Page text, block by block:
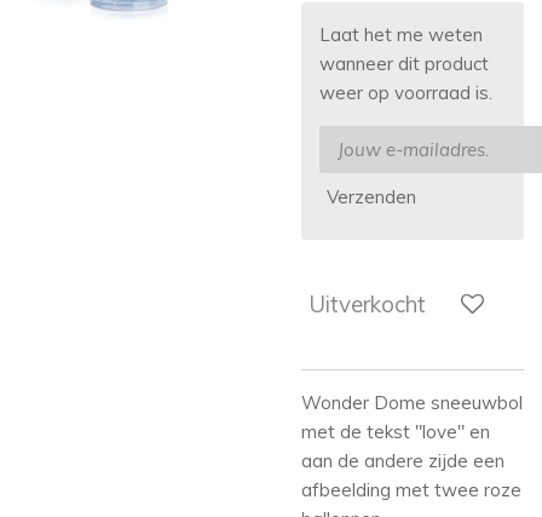
Laat het me weten
wanneer dit product
weer op voorraad is.
Verzenden
Uitverkocht
Wonder Dome sneeuwbol
met de tekst "love" en
aan de andere zijde een
afbeelding met twee roze